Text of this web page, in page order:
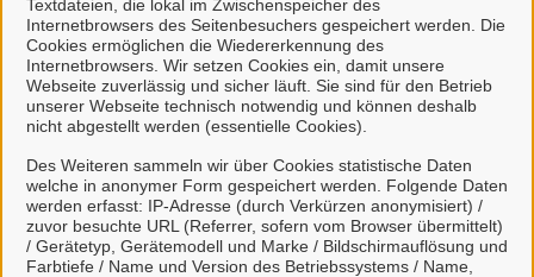
Textdateien, die lokal im Zwischenspeicher des
Internetbrowsers des Seitenbesuchers gespeichert werden. Die
Cookies ermöglichen die Wiedererkennung des
Internetbrowsers. Wir setzen Cookies ein, damit unsere
Webseite zuverlässig und sicher läuft. Sie sind für den Betrieb
unserer Webseite technisch notwendig und können deshalb
nicht abgestellt werden (essentielle Cookies).
Des Weiteren sammeln wir über Cookies statistische Daten
welche in anonymer Form gespeichert werden. Folgende Daten
werden erfasst: IP-Adresse (durch Verkürzen anonymisiert) /
zuvor besuchte URL (Referrer, sofern vom Browser übermittelt)
/ Gerätetyp, Gerätemodell und Marke / Bildschirmauflösung und
Farbtiefe / Name und Version des Betriebssystems / Name,
Mein Unternehmenskonto
erstellen oder anmelden